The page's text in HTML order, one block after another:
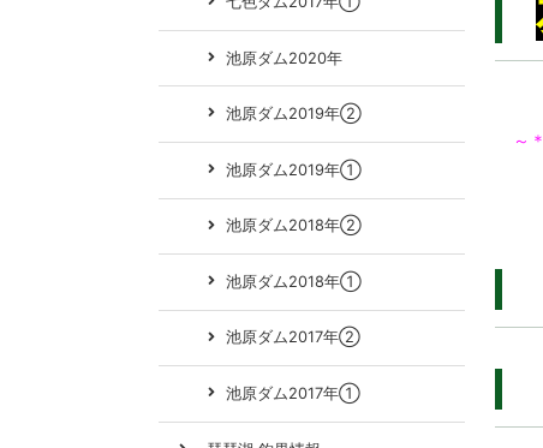
～
池原ダム2020年
池原ダム2019年②
池原ダム2019年①
池原ダム2018年②
池原ダム2018年①
池原ダム2017年②
池原ダム2017年①